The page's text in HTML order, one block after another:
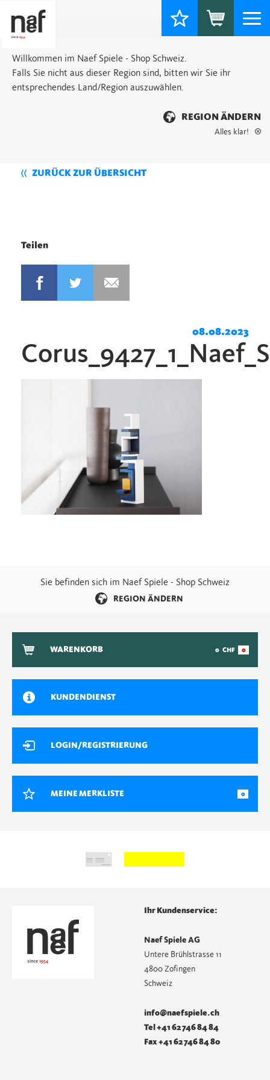
Willkommen im Naef Spiele - Shop Schweiz.
Falls Sie nicht aus dieser Region sind, bitten wir Sie ihr
entsprechendes Land/Region auszuwählen.
REGION ÄNDERN
Alles klar!
ZURÜCK ZUR ÜBERSICHT
Teilen
08.08.2023
Sie befinden sich im Naef Spiele - Shop Schweiz
REGION ÄNDERN
WARENKORB 0 CHF 0
KUNDENDIENST
LOGIN/REGISTRIERUNG
MEINE MERKLISTE 0
Ihr Kundenservice:
Naef Spiele AG
Untere Brühlstrasse 11
4800 Zofingen
Schweiz
info@naefspiele.ch
Tel +41 62 746 84 84
Fax +41 62 746 84 80